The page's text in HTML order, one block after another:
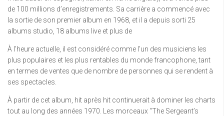
de 100 millions d’enregistrements. Sa carrière a commencé avec
la sortie de son premier album en 1968, et il a depuis sorti 25
albums studio, 18 albums live et plus de
À l’heure actuelle, il est considéré comme l’un des musiciens les
plus populaires et les plus rentables du monde francophone, tant
en termes de ventes que de nombre de personnes qui se rendent à
ses spectacles.
À partir de cet album, hit après hit continuerait à dominer les charts
tout au long des années 1970. Les morceaux “The Sergeant’s